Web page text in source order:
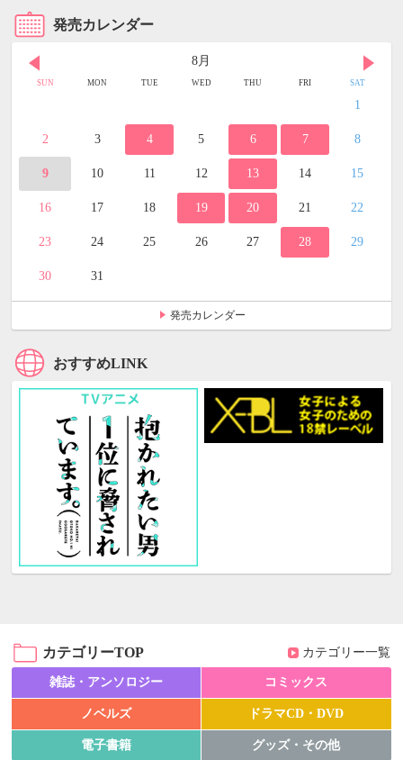
発売カレンダー
8月
SUN MON TUE WED THU FRI SAT
1
2 3 4 5 6 7 8
9 10 11 12 13 14 15
16 17 18 19 20 21 22
23 24 25 26 27 28 29
30 31
発売カレンダー
おすすめLINK
カテゴリーTOP カテゴリー一覧
雑誌・アンソロジー コミックス
ノベルズ ドラマCD・DVD
電子書籍 グッズ・その他